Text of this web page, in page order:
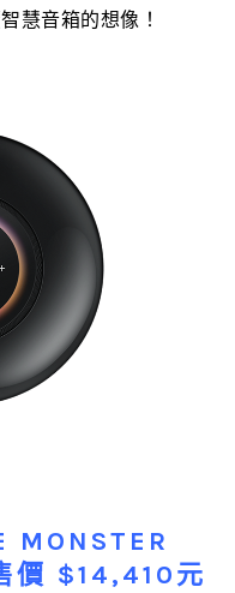
慧音箱的想像！
MONSTER
價 $14,410元